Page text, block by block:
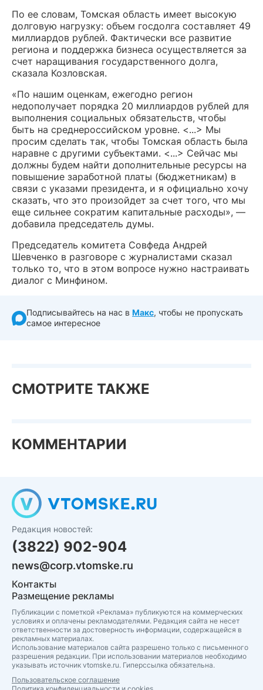
По ее словам, Томская область имеет высокую
долговую нагрузку: объем госдолга составляет 49
миллиардов рублей. Фактически все развитие
региона и поддержка бизнеса осуществляется за
счет наращивания государственного долга,
сказала Козловская.
«По нашим оценкам, ежегодно регион
недополучает порядка 20 миллиардов рублей для
выполнения социальных обязательств, чтобы
быть на среднероссийском уровне. <...> Мы
просим сделать так, чтобы Томская область была
наравне с другими субъектами. <...> Сейчас мы
должны будем найти дополнительные ресурсы на
повышение заработной платы (бюджетникам) в
связи с указами президента, и я официально хочу
сказать, что это произойдет за счет того, что мы
еще сильнее сократим капитальные расходы», —
добавила председатель думы.
Председатель комитета Совфеда Андрей
Шевченко в разговоре с журналистами сказал
только то, что в этом вопросе нужно настраивать
диалог с Минфином.
Подписывайтесь на нас в Макс, чтобы не пропускать
самое интересное
СМОТРИТЕ ТАКЖЕ
КОММЕНТАРИИ
Редакция новостей:
(3822) 902-904
news@corp.vtomske.ru
Контакты
Размещение рекламы
Публикации с пометкой «Реклама» публикуются на коммерческих
условиях и оплачены рекламодателями. Редакция сайта не несет
ответственности за достоверность информации, содержащейся в
рекламных материалах.
Использование материалов сайта разрешено только с письменного
разрешения редакции. При использовании материалов необходимо
указывать источник vtomske.ru. Гиперссылка обязательна.
Пользовательское соглашение